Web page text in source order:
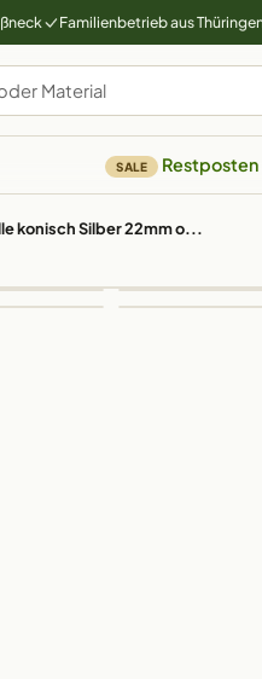
Familienbetrieb aus
SALE Restposten
konisch Silber 22mm o...